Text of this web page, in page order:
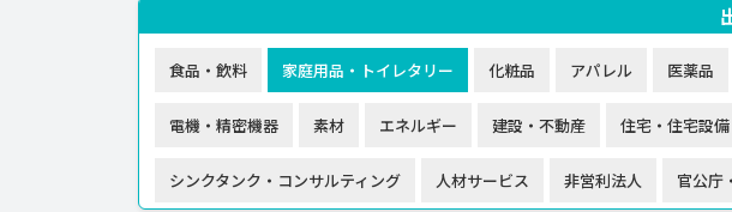
食品・飲料 家庭用品・トイレタリー 化粧品 アパレル 医薬品
電機・精密機器 素材 エネルギー 建設・不動産 住宅・住宅設備
シンクタンク・コンサルティング 人材サービス 非営利法人 官公庁